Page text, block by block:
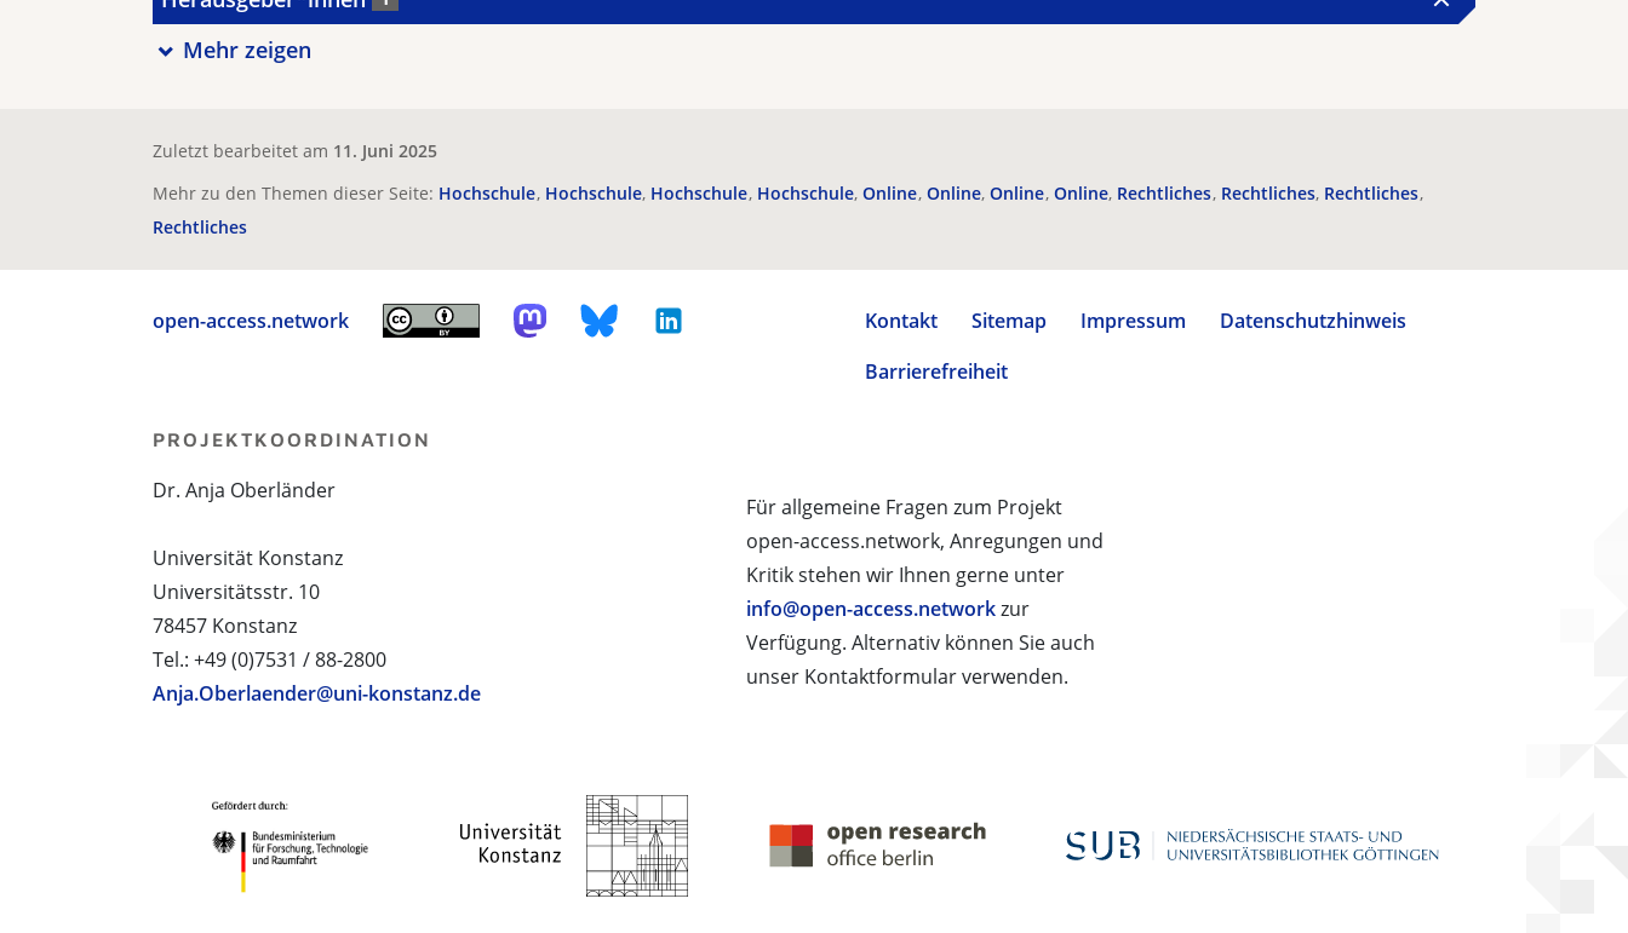
Mehr zeigen
Zuletzt bearbeitet am 11. Juni 2025
Mehr zu den Themen dieser Seite: Hochschule Hochschule Hochschule Hochschule Online Online Online Online Rechtliches Rechtliches Rechtliches
Rechtliches
open-access.network Kontakt Sitemap Impressum
Datenschutzhinweis
Barrierefreiheit
Für allgemeine Fragen zum Projekt
open-access.network, Anregungen und
Kritik stehen wir Ihnen gerne unter
info@open-access.networkzur
Verfügung. Alternativ können Sie auch
unser Kontaktformular verwenden.
PROJEKTKOORDINATION
Dr. Anja Oberländer
Universität Konstanz
Universitätsstr. 10
78457 Konstanz
Tel.: +49 (0)7531 / 88-2800
Anja.Oberlaender@uni-konstanz.de